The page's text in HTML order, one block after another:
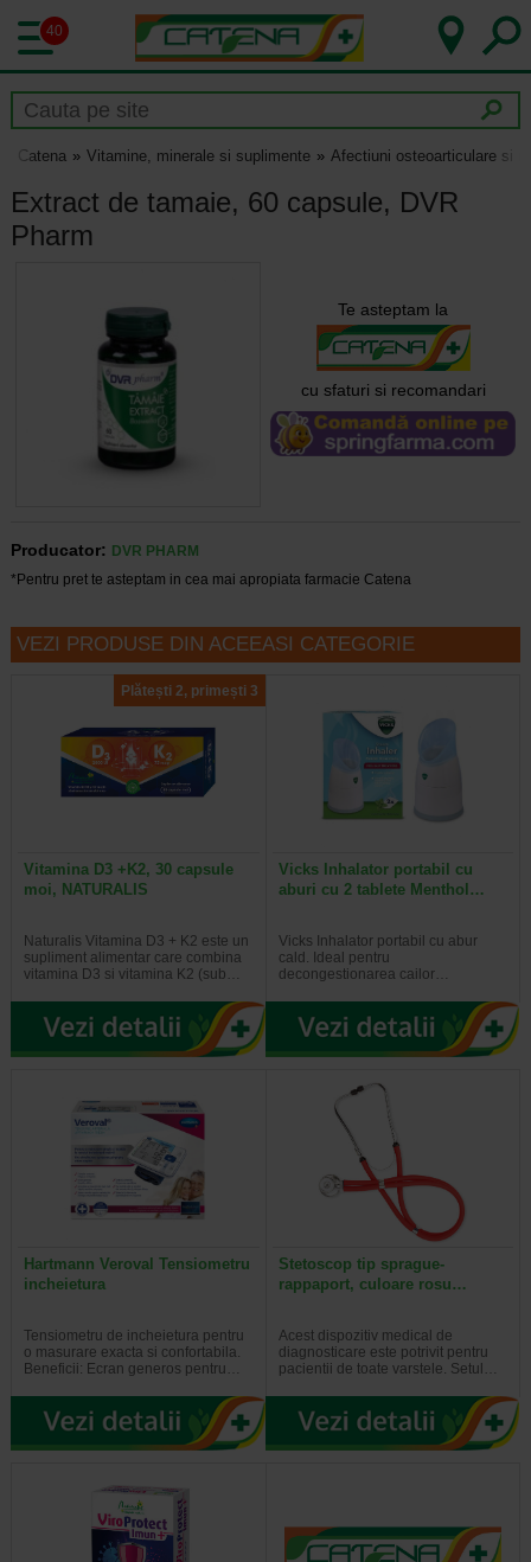
40
Catena Vitamine, minerale si suplimente Afectiuni osteoarticulare si
Extract de tamaie, 60 capsule, DVR
Pharm
Te asteptam la
cu sfaturi si recomandari
Producator:
DVR PHARM
*Pentru pret te asteptam in cea mai apropiata farmacie Catena
VEZI PRODUSE DIN ACEEASI CATEGORIE
Plătești 2, primești 3
Vitamina D3 +K2, 30 capsule
moi, NATURALIS
Naturalis Vitamina D3 + K2 este un
supliment alimentar care combina
vitamina D3 si vitamina K2 (sub…
Vicks Inhalator portabil cu
aburi cu 2 tablete Menthol…
Vicks Inhalator portabil cu abur
cald. Ideal pentru
decongestionarea cailor…
Hartmann Veroval Tensiometru
incheietura
Tensiometru de incheietura pentru
o masurare exacta si confortabila.
Beneficii: Ecran generos pentru…
Stetoscop tip sprague-
rappaport, culoare rosu…
Acest dispozitiv medical de
diagnosticare este potrivit pentru
pacientii de toate varstele. Setul…